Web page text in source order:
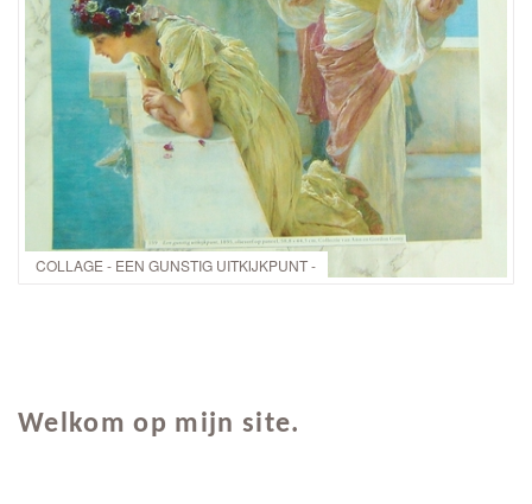
COLLAGE - EEN GUNSTIG UITKIJKPUNT -
Welkom op mijn site.